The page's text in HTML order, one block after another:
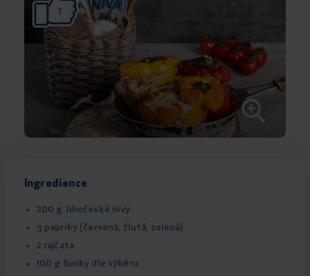
1
Ingredience
200 g Jihočeské nivy
3 papriky (červená, žlutá, zelená)
2 rajčata
100 g šunky dle výběru